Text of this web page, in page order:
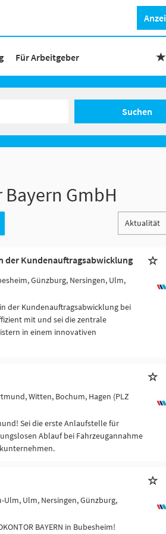
Für Arbeitgeber
Suchen
GmbH
Kundenauftragsabwicklung
Günzburg, Nersingen, Ulm,
der Kundenauftragsabwicklung bei
mit und sei die zentrale
in einem innovativen
Witten, Bochum, Hagen (PLZ
Sei die erste Anlaufstelle für
Ablauf bei Fahrzeugannahme
Ulm, Ulm, Nersingen, Günzburg,
BAYERN in Bubesheim!